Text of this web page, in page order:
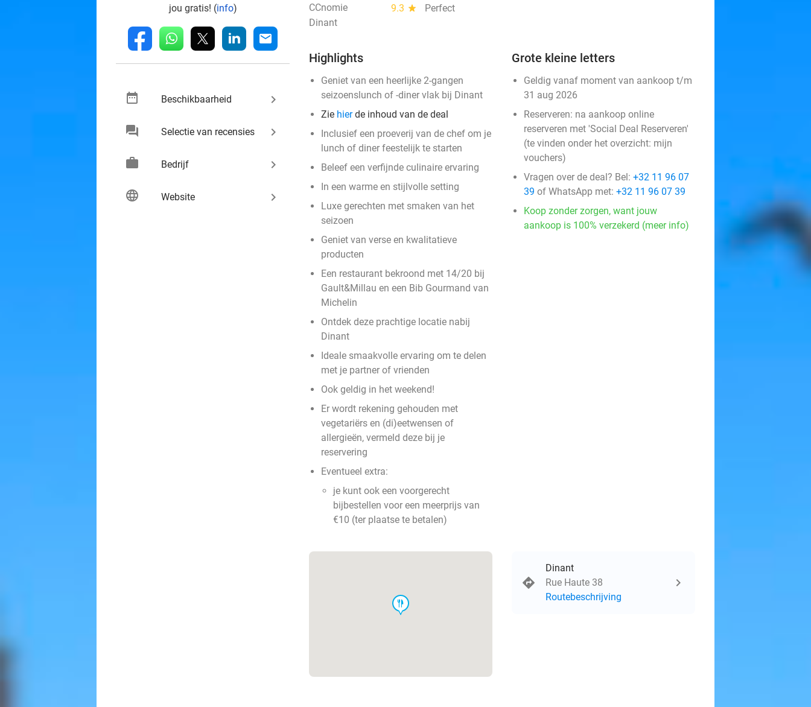
jou gratis! (info)
fb whatsapp linkedin mail
date_range Beschikbaarheid keyboard_arrow_right
chat Selectie van recensies keyboard_arrow_right
work Bedrijf keyboard_arrow_right
language Website keyboard_arrow_right
CCnomie 9.3 star
Perfect
Dinant
Highlights
Geniet van een heerlijke 2-gangen
seizoenslunch of -diner vlak bij Dinant
Zie hierde inhoud van de deal
Inclusief een proeverij van de chef om je
lunch of diner feestelijk te starten
Beleef een verfijnde culinaire ervaring
In een warme en stijlvolle setting
Luxe gerechten met smaken van het
seizoen
Geniet van verse en kwalitatieve
producten
Een restaurant bekroond met 14/20 bij
Gault&Millau en een Bib Gourmand van
Michelin
Ontdek deze prachtige locatie nabij
Dinant
Ideale smaakvolle ervaring om te delen
met je partner of vrienden
Ook geldig in het weekend!
Er wordt rekening gehouden met
vegetariërs en (di)eetwensen of
allergieën, vermeld deze bij je
reservering
Eventueel extra:
je kunt ook een voorgerecht
bijbestellen voor een meerprijs van
€10 (ter plaatse te betalen)
Grote kleine letters
Geldig vanaf moment van aankoop t/m
31 aug 2026
Reserveren: na aankoop online
reserveren met 'Social Deal Reserveren'
(te vinden onder het overzicht: mijn
vouchers)
Vragen over de deal? Bel: +32 11 96 07
39 of WhatsApp met: +32 11 96 07 39
Koop zonder zorgen, want jouw
aankoop is 100% verzekerd (meer info)
food
Dinant
Rue Haute 38
Routebeschrijving